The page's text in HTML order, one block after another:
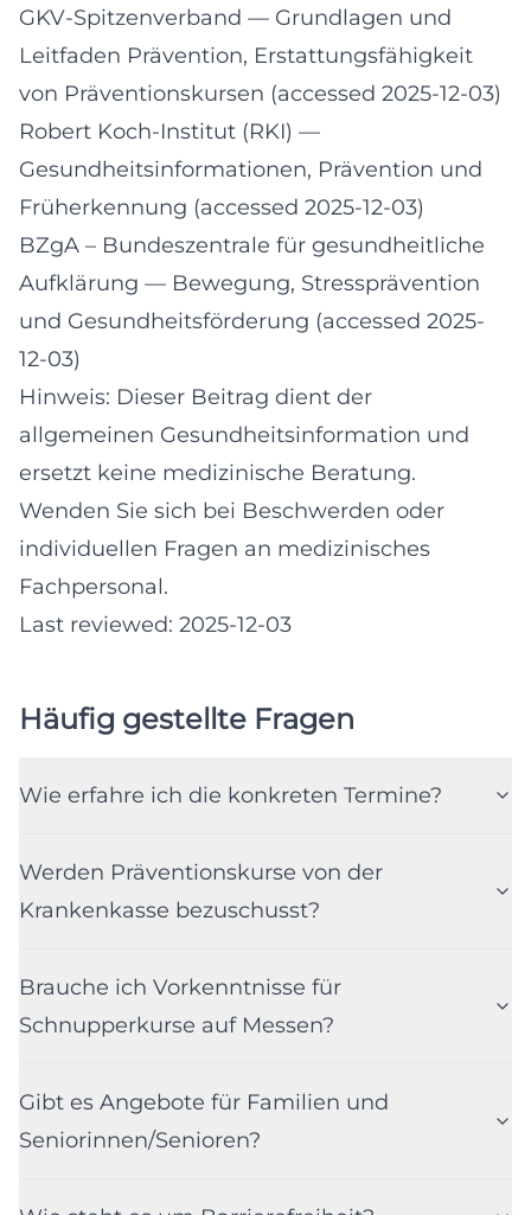
GKV-Spitzenverband — Grundlagen und
Leitfaden Prävention, Erstattungsfähigkeit
von Präventionskursen (accessed 2025-12-03)
Robert Koch-Institut (RKI) —
Gesundheitsinformationen, Prävention und
Früherkennung (accessed 2025-12-03)
BZgA – Bundeszentrale für gesundheitliche
Aufklärung — Bewegung, Stressprävention
und Gesundheitsförderung (accessed 2025-
12-03)
Hinweis: Dieser Beitrag dient der
allgemeinen Gesundheitsinformation und
ersetzt keine medizinische Beratung.
Wenden Sie sich bei Beschwerden oder
individuellen Fragen an medizinisches
Fachpersonal.
Last reviewed: 2025-12-03
Häufig gestellte Fragen
Wie erfahre ich die konkreten Termine?
Werden Präventionskurse von der
Krankenkasse bezuschusst?
Brauche ich Vorkenntnisse für
Schnupperkurse auf Messen?
Gibt es Angebote für Familien und
Seniorinnen/Senioren?